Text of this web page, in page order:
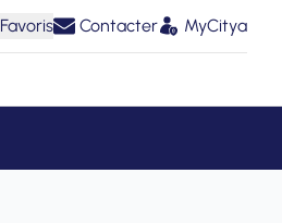
Favoris Contacter MyCitya